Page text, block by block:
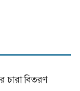
চারা বিতরণ